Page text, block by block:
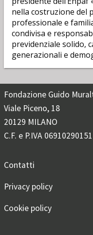
nella costruzione del
professionale e
condivisa e
previdenziale solido,
generazionali e
Fondazione Guido
Viale Piceno, 18
20129 MILANO
C.F. e P.IVA 06910290151
Contatti
Privacy policy
Cookie policy